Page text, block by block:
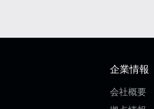
企業情報
会社概要